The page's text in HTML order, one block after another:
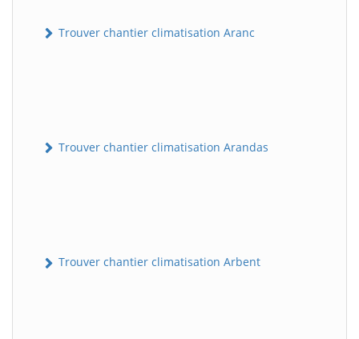
Trouver chantier climatisation Aranc
Trouver chantier climatisation Arandas
Trouver chantier climatisation Arbent